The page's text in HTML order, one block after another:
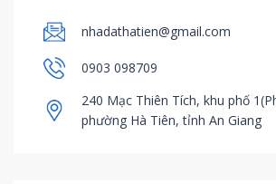
nhadathatien@gmail.com
0903 098709
240 Mạc Thiên Tích, khu phố
phường Hà Tiên, tỉnh An Giang